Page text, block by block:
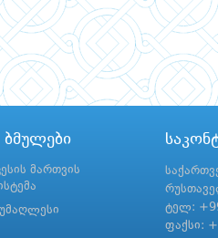
მართვის
ტელ:
ფაქსი: